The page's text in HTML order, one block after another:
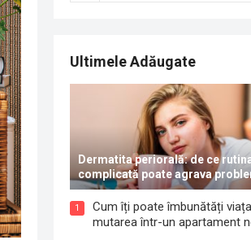
Ultimele Adăugate
Dermatita periorală: de ce
complicată poate agrava
1
Cum îți poate îmbunătăți viața
mutarea într-un apartament